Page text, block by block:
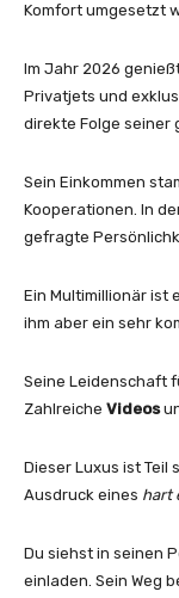
Komfort umgesetzt
Im Jahr 2026
Privatjets und
direkte Folge seiner
Sein Einkommen
Kooperationen. In
gefragte
Ein Multimillionär ist
ihm aber ein sehr
Seine Leidenschaft
Zahlreiche Videos
Dieser Luxus ist Teil
Ausdruck eines hart
Du siehst in seinen
einladen. Sein Weg